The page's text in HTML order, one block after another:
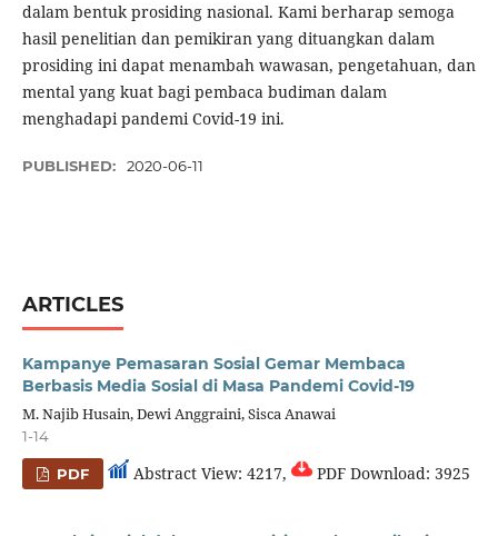
dalam bentuk prosiding nasional. Kami berharap semoga
hasil penelitian dan pemikiran yang dituangkan dalam
prosiding ini dapat menambah wawasan, pengetahuan, dan
mental yang kuat bagi pembaca budiman dalam
menghadapi pandemi Covid-19 ini.
PUBLISHED: 2020-06-11
ARTICLES
Kampanye Pemasaran Sosial Gemar Membaca
Berbasis Media Sosial di Masa Pandemi Covid-19
M. Najib Husain, Dewi Anggraini, Sisca Anawai
1-14
PDF Abstract View: 4217, PDF Download: 3925